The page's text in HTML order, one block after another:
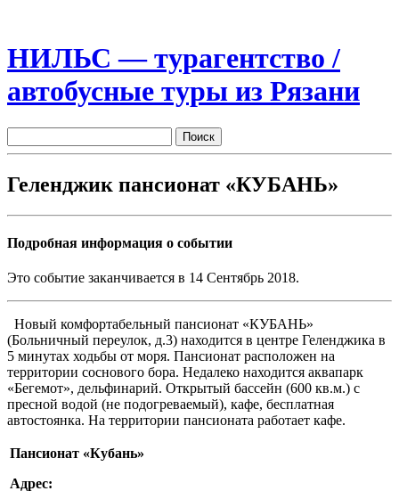
НИЛЬС — турагентство /
автобусные туры из Рязани
Геленджик пансионат «КУБАНЬ»
Подробная информация о событии
Это событие заканчивается в 14 Сентябрь 2018.
Новый комфортабельный пансионат «КУБАНЬ»
(Больничный переулок, д.3) находится в центре Геленджика в
5 минутах ходьбы от моря. Пансионат расположен на
территории соснового бора. Недалеко находится аквапарк
«Бегемот», дельфинарий. Открытый бассейн (600 кв.м.) с
пресной водой (не подогреваемый), кафе, бесплатная
автостоянка. На территории пансионата работает кафе.
Пансионат «Кубань»
Адрес: